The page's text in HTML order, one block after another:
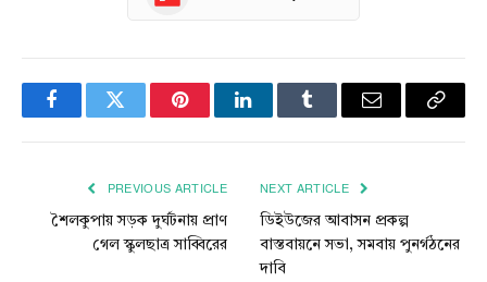
FacebookTwitter PinterestLinkedInTumblr Email
Copy
PREVIOUS ARTICLE
শৈলকুপায় সড়ক দুর্ঘটনায় প্রাণ
গেল স্কুলছাত্র সাব্বিরের
NEXT ARTICLE
ডিইউজের আবাসন প্রকল্প
বাস্তবায়নে সভা, সমবায় পুনর্গঠনের
দাবি